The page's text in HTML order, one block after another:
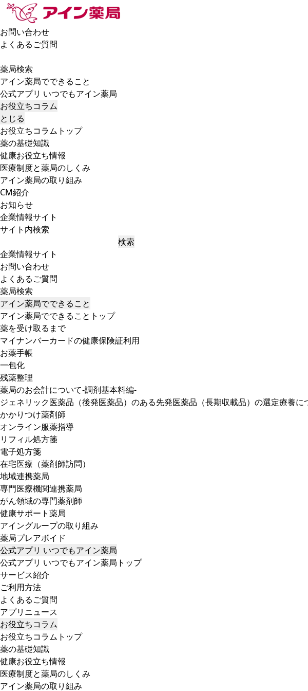
お問い合わせ
よくあるご質問
薬局検索
アイン薬局でできること
公式アプリ いつでもアイン薬局
お役立ちコラム
とじる
お役立ちコラムトップ
薬の基礎知識
健康お役立ち情報
医療制度と薬局のしくみ
アイン薬局の取り組み
CM紹介
お知らせ
企業情報サイト
サイト内検索
検索
企業情報サイト
お問い合わせ
よくあるご質問
薬局検索
アイン薬局でできること
アイン薬局でできることトップ
薬を受け取るまで
マイナンバーカードの健康保険証利用
お薬手帳
一包化
残薬整理
薬局のお会計について-調剤基本料編-
ジェネリック医薬品（後発医薬品）のある先発医薬品（長期収載品）の選定療養に
かかりつけ薬剤師
オンライン服薬指導
リフィル処方箋
電子処方箋
在宅医療（薬剤師訪問）
地域連携薬局
専門医療機関連携薬局
がん領域の専門薬剤師
健康サポート薬局
アイングループの取り組み
薬局プレアボイド
公式アプリ いつでもアイン薬局
公式アプリ いつでもアイン薬局トップ
サービス紹介
ご利用方法
よくあるご質問
アプリニュース
お役立ちコラム
お役立ちコラムトップ
薬の基礎知識
健康お役立ち情報
医療制度と薬局のしくみ
アイン薬局の取り組み